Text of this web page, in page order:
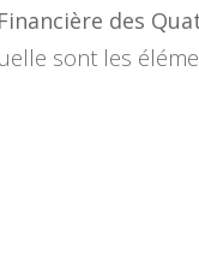
Financière des
sont les